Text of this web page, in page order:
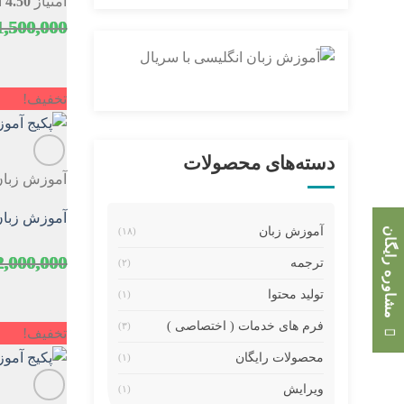
دسته‌های محصولات
آموزش زبان (۱۸)
ترجمه (۲)
تولید محتوا (۱)
فرم های خدمات ( اختصاصی ) (۳)
محصولات رایگان (۱)
ویرایش (۱)
تخفیف!
آموزش
آموزش
تخفیف!
مشاوره رایگان